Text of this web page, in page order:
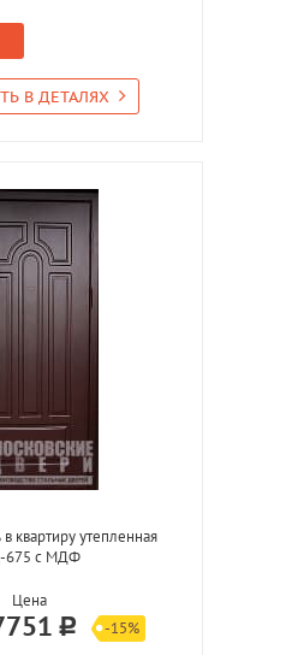
В ДЕТАЛЯХ
квартиру утепленная
с МДФ
Цена
-15%